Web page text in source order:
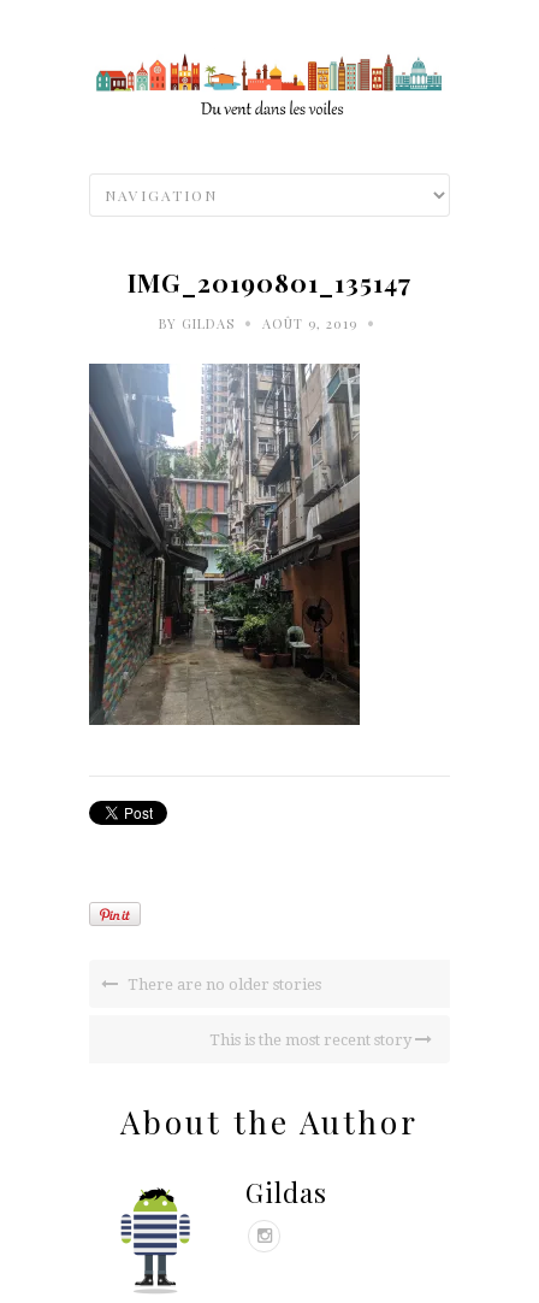
IMG_20190801_135147
BY GILDAS • AOÛT 9, 2019 •
There are no older stories
This is the most recent story
About the Author
Gildas